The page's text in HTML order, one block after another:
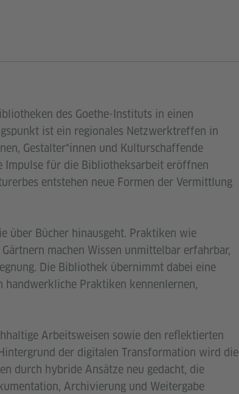
des Goethe-Instituts in einen
ist ein regionales Netzwerktreffen in
Gestalter*innen und Kulturschaffende
Impulse für die Bibliotheksarbeit eröffnen
entstehen neue Formen der Vermittlung
über Bücher hinausgeht. Praktiken wie
machen Wissen unmittelbar erfahrbar,
Die Bibliothek übernimmt dabei eine
handwerkliche Praktiken kennenlernen,
Arbeitsweisen sowie den reflektierten
der digitalen Transformation wird die
durch hybride Ansätze neu gedacht, die
Archivierung und Weitergabe